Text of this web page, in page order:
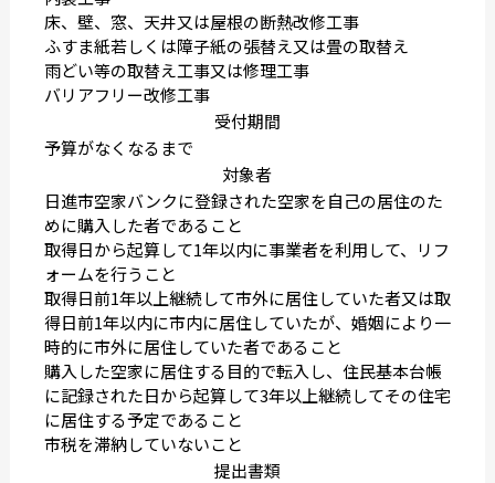
床、壁、窓、天井又は屋根の断熱改修工事
ふすま紙若しくは障子紙の張替え又は畳の取替え
雨どい等の取替え工事又は修理工事
バリアフリー改修工事
受付期間
予算がなくなるまで
対象者
日進市空家バンクに登録された空家を自己の居住のた
めに購入した者であること
取得日から起算して1年以内に事業者を利用して、リフ
ォームを行うこと
取得日前1年以上継続して市外に居住していた者又は取
得日前1年以内に市内に居住していたが、婚姻により一
時的に市外に居住していた者であること
購入した空家に居住する目的で転入し、住民基本台帳
に記録された日から起算して3年以上継続してその住宅
に居住する予定であること
市税を滞納していないこと
提出書類